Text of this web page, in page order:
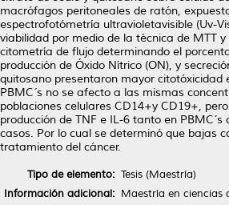
macrófagos peritoneales de ratón,
espectrofotómetría ultravioletavisible (Uv-
viabilidad por medio de la técnica de MTT
citometría de flujo determinando el
producción de Óxido Nítrico (ON), y
quitosano presentaron mayor citotóxicidad
PBMC´s no se afecto a las mismas
poblaciones celulares CD14+y CD19+,
producción de TNF e IL-6 tanto en
casos. Por lo cual se determinó que bajas
tratamiento del cáncer.
Tipo de elemento: Tesis (Maestría)
Información adicional: Maestría en ciencias